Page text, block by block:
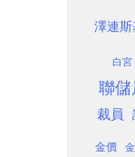
澤連斯
白宮
聯儲
裁員
金價